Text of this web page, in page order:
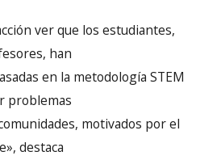
ver que los estudiantes,
han
en la metodología STEM
problemas
motivados por el
destaca